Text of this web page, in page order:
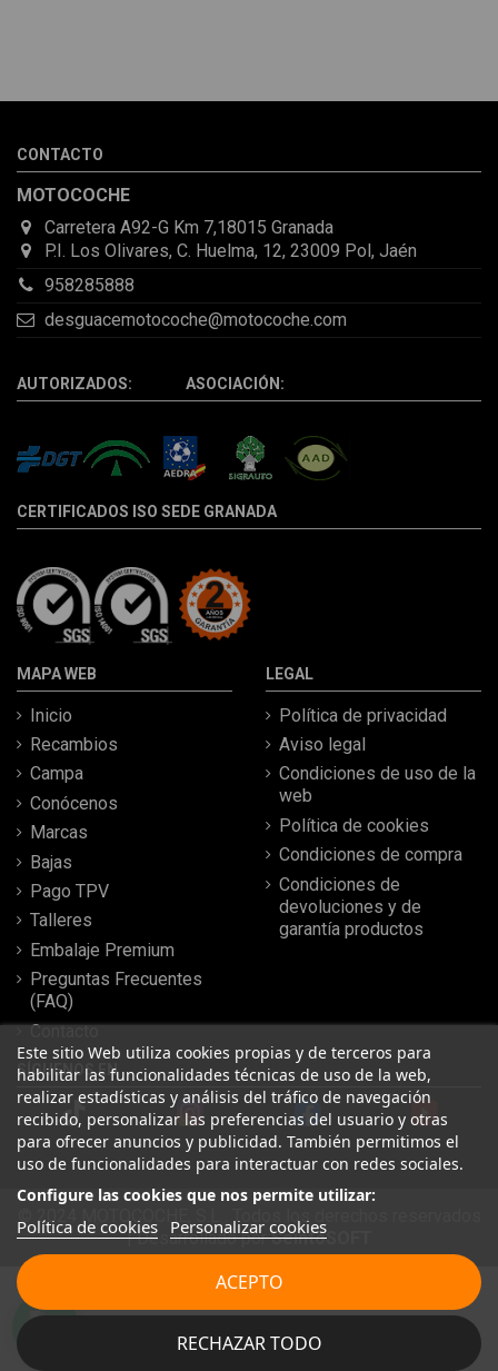
la pieza llegó correcta y bien embalada, además de llegarme 2
Leer más reseñas
20/02/2026
CONTACTO
MOTOCOCHE
Carretera A92-G Km 7,18015 Granada
P.I. Los Olivares, C. Huelma, 12, 23009 Pol, Jaén
958285888
desguacemotocoche@motocoche.com
AUTORIZADOS: ASOCIACIÓN:
CERTIFICADOS ISO SEDE GRANADA
MAPA WEB
Inicio
Recambios
Campa
Conócenos
Marcas
Bajas
Pago TPV
Talleres
Embalaje Premium
Preguntas Frecuentes
(FAQ)
Contacto
LEGAL
Política de privacidad
Aviso legal
Condiciones de uso de la
web
Política de cookies
Condiciones de compra
Condiciones de
devoluciones y de
garantía productos
Este sitio Web utiliza cookies propias y de terceros para
habilitar las funcionalidades técnicas de uso de la web,
realizar estadísticas y análisis del tráfico de navegación
recibido, personalizar las preferencias del usuario y otras
para ofrecer anuncios y publicidad. También permitimos el
uso de funcionalidades para interactuar con redes sociales.
Configure las cookies que nos permite utilizar:
Política de cookies Personalizar cookies
RECHAZAR TODO
ACEPTO
SÍGUENOS EN
© 2024 MOTOCOCHE, S.L . Todos los derechos reservados
| Desarrollado porSeintoSOFT